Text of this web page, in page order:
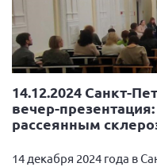
14.12.2024 Санкт-
вечер-
рассеянным
14 декабря 2024 года в